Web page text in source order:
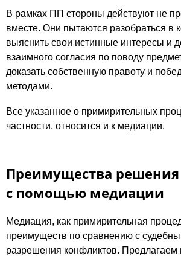
В рамках ПП стороны действуют не
вместе. Они пытаются разобраться в
выяснить свои истинные интересы и
взаимного согласия по поводу
доказать собственную правоту и
методами.
Все указанное о примирительных
частности, относится и к медиации.
Преимущества
с помощью медиации
Медиация, как примирительная
преимуществ по сравнению с
разрешения конфликтов. Предлагаем